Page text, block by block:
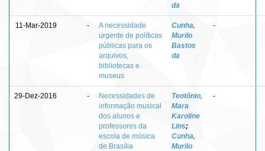
da
11-Mar-2019 -
A necessidade
urgente de políticas
públicas para os
arquivos,
bibliotecas e
museus
Cunha,
Murilo
Bastos
da
-
29-Dez-2016 -
Necessidades de
informação musical
dos alunos e
professores da
escola de música
de Brasília
Teotônio,
Mara
Karoline
Lins;
Cunha,
Murilo
-